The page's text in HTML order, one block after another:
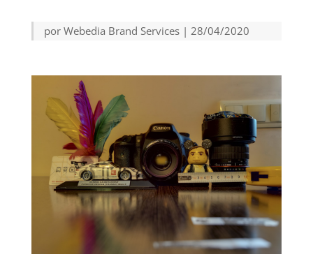
por Webedia Brand Services| 28/04/2020